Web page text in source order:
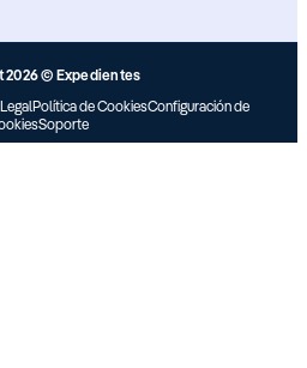
2026 © Expedientes
Política de CookiesConfiguración de
Soporte